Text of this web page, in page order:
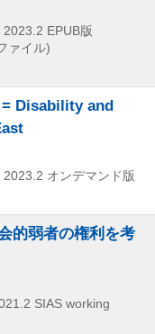
2023.2 EPUB版
ァイル)
= Disability and
2023.2 オンデマンド版
的弱者の権利を考
SIAS working